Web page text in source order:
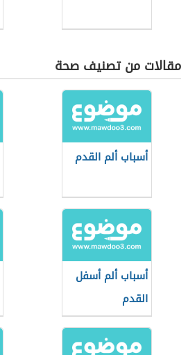
مقالات من تصنيف صحة
أسباب ألم القدم
أسباب ألم أسفل
القدم